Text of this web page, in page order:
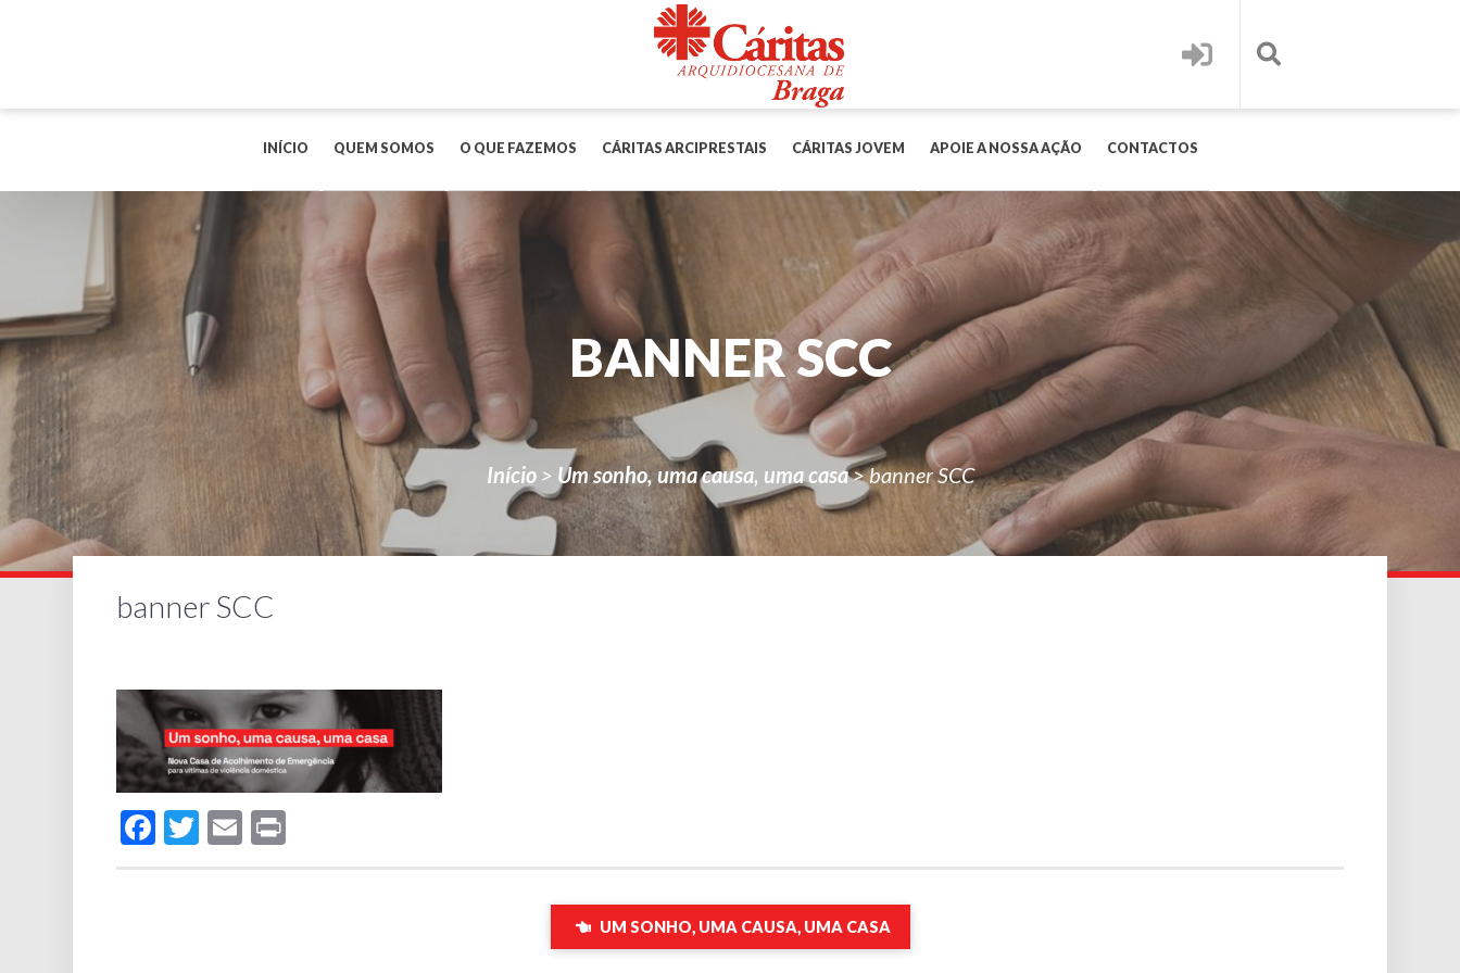
INÍCIO QUEM SOMOS O QUE FAZEMOS CÁRITAS ARCIPRESTAIS CÁRITAS JOVEM APOIE A NOSSA AÇÃO CONTACTOS
BANNER SCC
Início > Um sonho, uma causa, uma casa>banner SCC
banner SCC
Facebook
Twitter
Email
UM SONHO, UMA CAUSA, UMA CASA